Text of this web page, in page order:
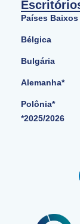
Países Baixos
Bélgica
Bulgária
Alemanha*
Polônia*
*2025/2026